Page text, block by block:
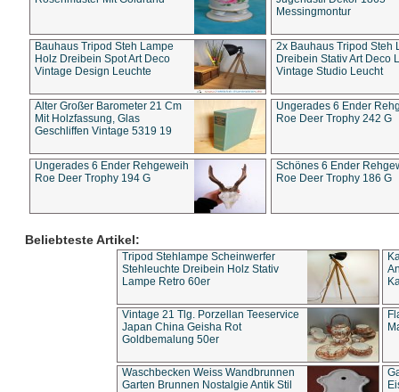
Messingmontur
Bauhaus Tripod Steh Lampe
Holz Dreibein Spot Art Deco
Vintage Design Leuchte
2x Bauhaus Tripod Steh
Dreibein Stativ Art Deco
Vintage Studio Leucht
Alter Großer Barometer 21 Cm
Mit Holzfassung, Glas
Geschliffen Vintage 5319 19
Ungerades 6 Ender
Roe Deer Trophy 242 G
Ungerades 6 Ender Rehgeweih
Roe Deer Trophy 194 G
Schönes 6 Ender
Roe Deer Trophy 186 G
Beliebteste Artikel:
Tripod Stehlampe Scheinwerfer
Stehleuchte Dreibein Holz Stativ
Lampe Retro 60er
Vintage 21 Tlg. Porzellan Teeservice
Japan China Geisha Rot
Goldbemalung 50er
Waschbecken Weiss Wandbrunnen
Garten Brunnen Nostalgie Antik Stil